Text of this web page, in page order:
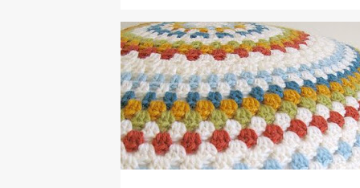
ÖRGÜ TERİMLERİ